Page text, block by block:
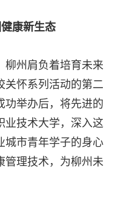
康新生态
柳州肩负着培育未来
关怀系列活动的第二
功举办后，将先进的
业技术大学，深入这
城市青年学子的身心
管理技术，为柳州未